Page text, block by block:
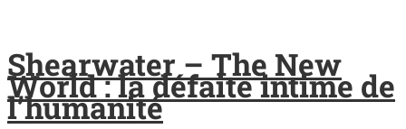
Shearwater – The New
World : la défaite intime de
l’humanité